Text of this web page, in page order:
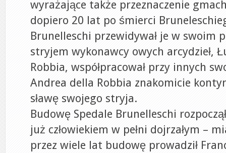
wyrażające także przeznaczenie
dopiero 20 lat po śmierci
Brunelleschi przewidywał je w swoim
stryjem wykonawcy owych arcydzieł,
Robbia, współpracował przy innych
Andrea della Robbia znakomicie
sławę swojego stryja.
Budowę Spedale Brunelleschi
już człowiekiem w pełni dojrzałym –
przez wiele lat budowę prowadził